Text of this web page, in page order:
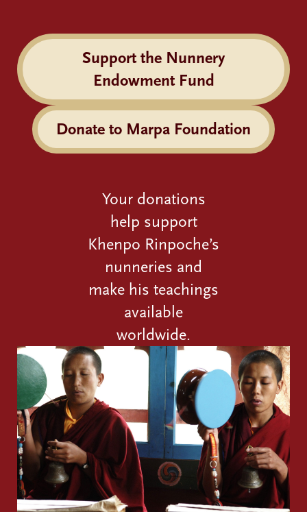
Support the Nunnery
Endowment Fund
Donate to Marpa Foundation
Your donations
help support
Khenpo Rinpoche’s
nunneries and
make his teachings
available
worldwide.